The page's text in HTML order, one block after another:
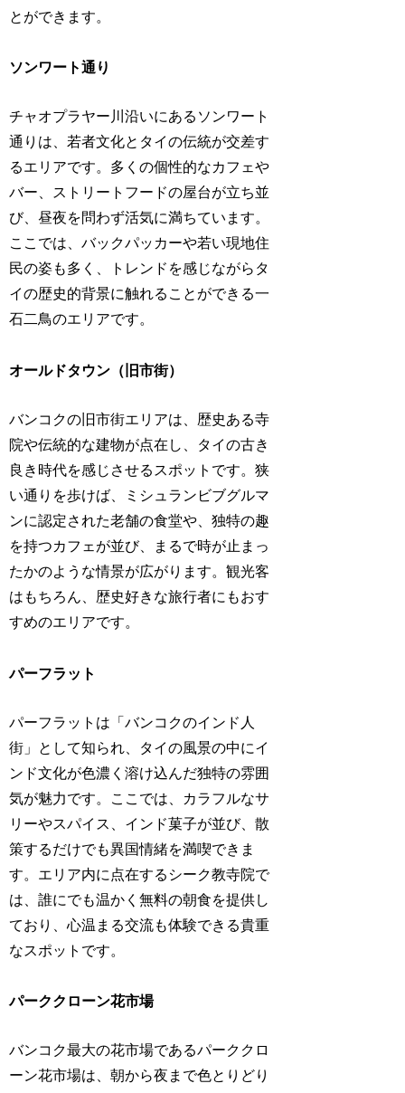
とができます。
ソンワート通り
チャオプラヤー川沿いにあるソンワート
通りは、若者文化とタイの伝統が交差す
るエリアです。多くの個性的なカフェや
バー、ストリートフードの屋台が立ち並
び、昼夜を問わず活気に満ちています。
ここでは、バックパッカーや若い現地住
民の姿も多く、トレンドを感じながらタ
イの歴史的背景に触れることができる一
石二鳥のエリアです。
オールドタウン（旧市街）
バンコクの旧市街エリアは、歴史ある寺
院や伝統的な建物が点在し、タイの古き
良き時代を感じさせるスポットです。狭
い通りを歩けば、ミシュランビブグルマ
ンに認定された老舗の食堂や、独特の趣
を持つカフェが並び、まるで時が止まっ
たかのような情景が広がります。観光客
はもちろん、歴史好きな旅行者にもおす
すめのエリアです。
パーフラット
パーフラットは「バンコクのインド人
街」として知られ、タイの風景の中にイ
ンド文化が色濃く溶け込んだ独特の雰囲
気が魅力です。ここでは、カラフルなサ
リーやスパイス、インド菓子が並び、散
策するだけでも異国情緒を満喫できま
す。エリア内に点在するシーク教寺院で
は、誰にでも温かく無料の朝食を提供し
ており、心温まる交流も体験できる貴重
なスポットです。
パーククローン花市場
バンコク最大の花市場であるパーククロ
ーン花市場は、朝から夜まで色とりどり